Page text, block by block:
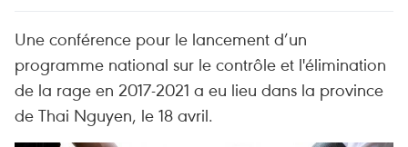
Une conférence pour le lancement d’un
programme national sur le contrôle et l'élimination
de la rage en 2017-2021 a eu lieu dans la province
de Thai Nguyen, le 18 avril.